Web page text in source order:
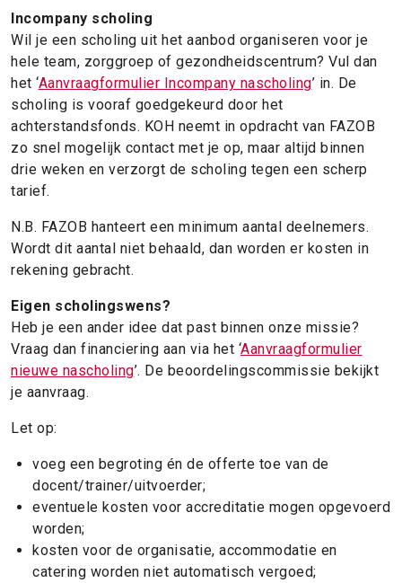
Incompany scholing
Wil je een scholing uit het aanbod organiseren voor je
hele team, zorggroep of gezondheidscentrum? Vul dan
het ‘Aanvraagformulier Incompany nascholing’ in. De
scholing is vooraf goedgekeurd door het
achterstandsfonds. KOH neemt in opdracht van FAZOB
zo snel mogelijk contact met je op, maar altijd binnen
drie weken en verzorgt de scholing tegen een scherp
tarief.
N.B. FAZOB hanteert een minimum aantal deelnemers.
Wordt dit aantal niet behaald, dan worden er kosten in
rekening gebracht.
Eigen scholingswens?
Heb je een ander idee dat past binnen onze missie?
Vraag dan financiering aan via het ‘Aanvraagformulier
nieuwe nascholing’. De beoordelingscommissie bekijkt
je aanvraag.
Let op:
voeg een begroting én de offerte toe van de
docent/trainer/uitvoerder;
eventuele kosten voor accreditatie mogen opgevoerd
worden;
kosten voor de organisatie, accommodatie en
catering worden niet automatisch vergoed;